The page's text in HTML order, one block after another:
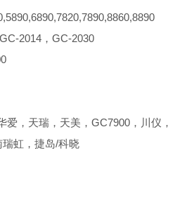
2014，GC-2030
爱，天瑞，天美，GC7900，川仪，
虹，捷岛/科晓